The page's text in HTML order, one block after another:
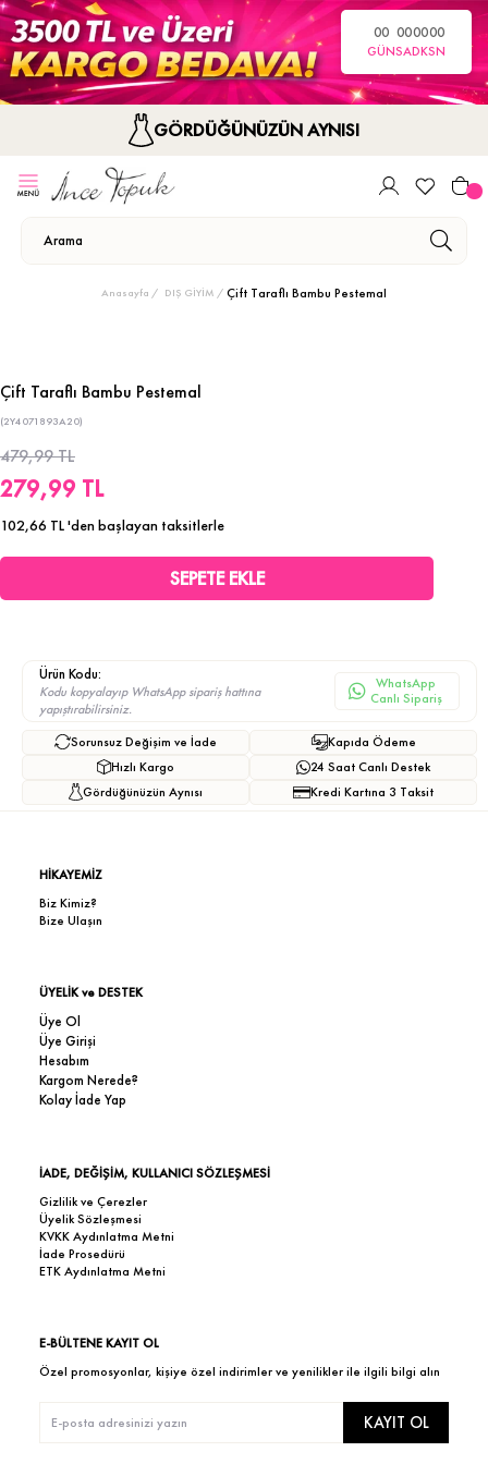
00
GÜN
00
SA
00
DK
00
SN
GÖRDÜĞÜNÜZÜN AYNISI
Anasayfa DIŞ GİYİM Çift Taraflı Bambu Pestemal
Çift Taraflı Bambu Pestemal
(2Y4071893A20)
479,99 TL
279,99 TL
102,66 TL'den başlayan taksitlerle
Ürün Kodu:
Kodu kopyalayıp WhatsApp sipariş hattına
yapıştırabilirsiniz.
WhatsApp
Canlı Sipariş
Sorunsuz Değişim ve İade
Hızlı Kargo
Gördüğünüzün Aynısı
Kapıda Ödeme
24 Saat Canlı Destek
Kredi Kartına 3 Taksit
HİKAYEMİZ
Biz Kimiz?
Bize Ulaşın
ÜYELİK ve DESTEK
Üye Ol
Üye Girişi
Hesabım
Kargom Nerede?
Kolay İade Yap
İADE, DEĞİŞİM, KULLANICI SÖZLEŞMESİ
Gizlilik ve Çerezler
Üyelik Sözleşmesi
KVKK Aydınlatma Metni
İade Prosedürü
ETK Aydınlatma Metni
E-BÜLTENE KAYIT OL
Özel promosyonlar, kişiye özel indirimler ve yenilikler ile ilgili bilgi alın
KAYIT OL